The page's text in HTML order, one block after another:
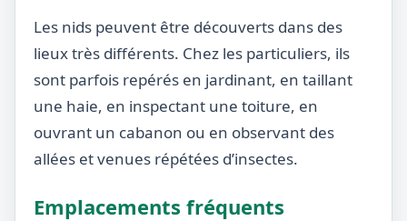
Les nids peuvent être découverts dans des
lieux très différents. Chez les particuliers, ils
sont parfois repérés en jardinant, en taillant
une haie, en inspectant une toiture, en
ouvrant un cabanon ou en observant des
allées et venues répétées d’insectes.
Emplacements fréquents